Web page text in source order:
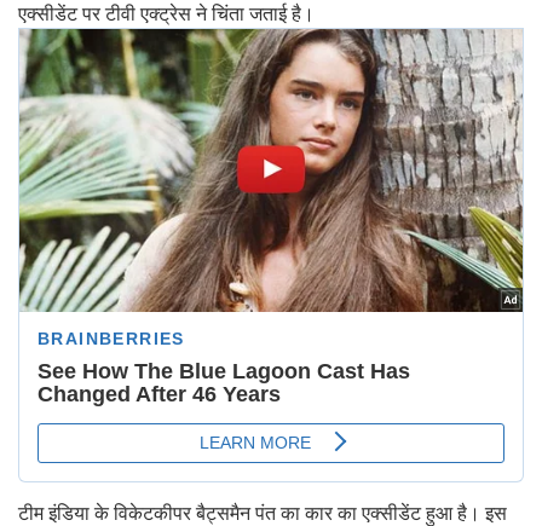
एक्सीडेंट पर टीवी एक्ट्रेस ने चिंता जताई है।
टीम इंडिया के विकेटकीपर बैट्समैन पंत का कार का एक्सीडेंट हुआ है। इस